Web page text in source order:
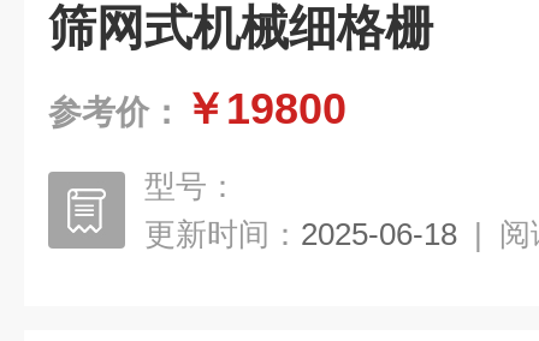
筛网式机械细格栅
参考价： ￥19800
型号：
更新时间： 2025-06-18 | 阅